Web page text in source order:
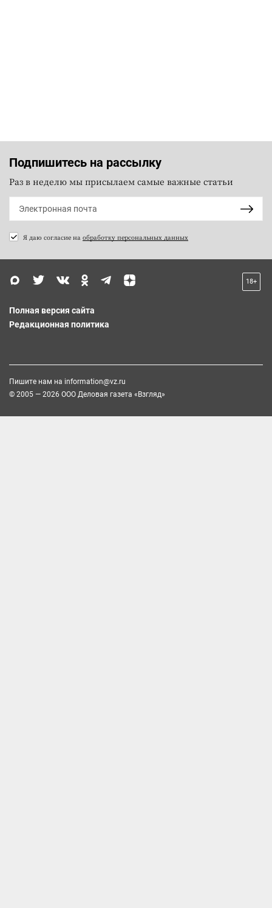
Подпишитесь на рассылку
Раз в неделю мы присылаем самые важные статьи
Я даю согласие на обработку персональных данных
18+
Полная версия сайта
Редакционная политика
Пишите нам на information@vz.ru
© 2005 — 2026 ООО Деловая газета «Взгляд»